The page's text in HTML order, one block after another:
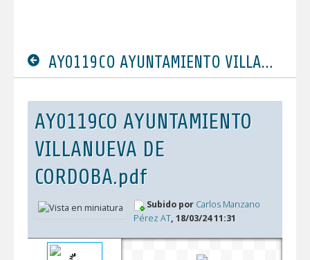
AY0119CO AYUNTAMIENTO VILLANUEVA DE CORDOBA.pdf
AY0119CO AYUNTAMIENTO
VILLANUEVA DE
CORDOBA.pdf
Subido por Carlos Manzano
Pérez AT, 18/03/24 11:31